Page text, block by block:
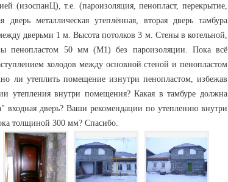
(изоспанЦ), т.е. (пароизоляция, пенопласт, перекрытие,
металлическая утеплённая, вторая дверь тамбура
дверьми 1 м. Высота потолков 3 м. Стены в котельной,
пенопластом 50 мм (М1) без пароизоляции. Пока всё
холодов между основной стеной и пенопластом
ли утеплить помещение изнутри пенопластом, избежав
утепления внутри помещения? Какая в тамбуре должна
входная дверь? Ваши рекомендации по утеплению внутри
толщиной 300 мм? Спасибо.